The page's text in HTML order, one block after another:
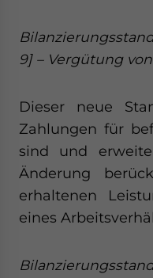
9] – Vergütung
Dieser neue
Zahlungen für
sind und
Änderung
erhaltenen
eines